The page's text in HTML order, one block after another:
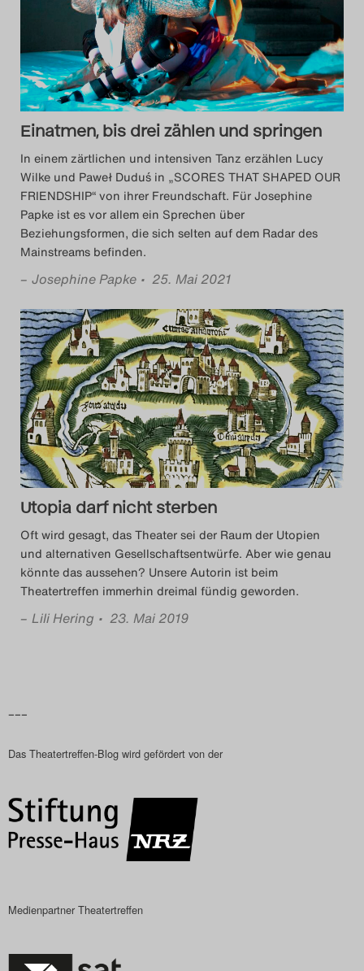
Das Theatertreffen-Blog
2014
Das Theatertreffen-Blog
2015
Das Theatertreffen-Blog
2016
Das Theatertreffen-Blog
2017
Das Theatertreffen-Blog
2018
Das Theatertreffen-Blog
2018 Alumni
Das Theatertreffen-Blog
2019
Das Theatertreffen-Blog
2020
Das Theatertreffen-Blog
Das Theatertreffen-Blog
Das Theatertreffen-Blog
2024
Das Theatertreffen-Blog
Einatmen, bis drei zählen und springen
In einem zärtlichen und intensiven Tanz erzählen Lucy
Wilke und Paweł Duduś in „SCORES THAT SHAPED OUR
FRIENDSHIP“ von ihrer Freundschaft. Für Josephine
Papke ist es vor allem ein Sprechen über
Beziehungsformen, die sich selten auf dem Radar des
Mainstreams befinden.
– Josephine Papke • 25. Mai 2021
Utopia darf nicht sterben
Oft wird gesagt, das Theater sei der Raum der Utopien
und alternativen Gesellschaftsentwürfe. Aber wie genau
könnte das aussehen? Unsere Autorin ist beim
Theatertreffen immerhin dreimal fündig geworden.
– Lili Hering • 23. Mai 2019
–––
Das Theatertreffen-Blog wird gefördert von der
Medienpartner Theatertreffen